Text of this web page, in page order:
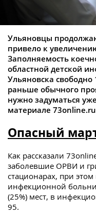
Ульяновцы
привело к
Заполняемость
областной детской
Ульяновска свободно
раньше обычного
нужно задуматься
материале
Опасный
Как рассказали
заболевшие ОРВИ и
стационарах, при
инфекционной
(25%) мест, в
95.